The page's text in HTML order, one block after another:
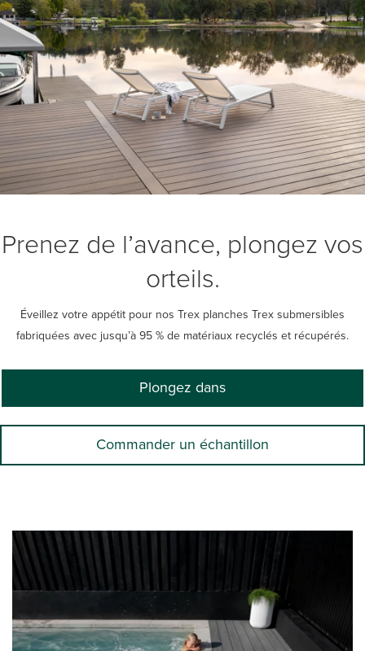
Prenez de l’avance, plongez vos
orteils.
Éveillez votre appétit pour nos Trex planches Trex submersibles
fabriquées avec jusqu’à 95 % de matériaux recyclés et récupérés.
Plongez dans
Commander un échantillon